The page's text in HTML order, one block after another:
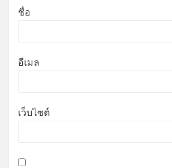
ชื่อ
อีเมล
เว็บไซต์